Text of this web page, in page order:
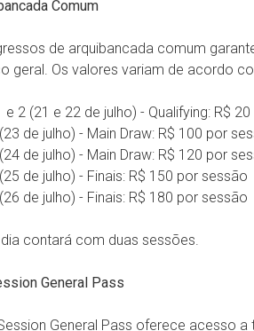
Comum
de arquibancada comum
geral. Os valores variam de acordo
e 2 (21 e 22 de julho) - Qualifying: R$
de julho) - Main Draw: R$ 100 por
de julho) - Main Draw: R$ 120 por
de julho) - Finais: R$ 150 por sessão
de julho) - Finais: R$ 180 por sessão
contará com duas sessões.
General Pass
General Pass oferece acesso